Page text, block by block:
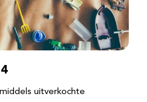
uitverkochte